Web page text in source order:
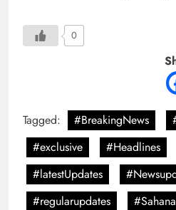
0
Tagged: #BreakingNews
#exclusive
#Headlines
#latestUpdates
#regularupdates